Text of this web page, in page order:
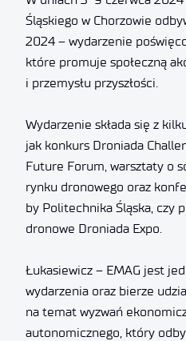
Śląskiego w Chorzowie
2024 – wydarzenie
które promuje społeczną
i przemysłu przyszłości.
Wydarzenie składa się z
jak konkurs Droniada
Future Forum, warsztaty o
rynku dronowego oraz
by Politechnika Śląska, czy
dronowe Droniada Expo.
Łukasiewicz – EMAG jest
wydarzenia oraz bierze
na temat wyzwań
autonomicznego, który